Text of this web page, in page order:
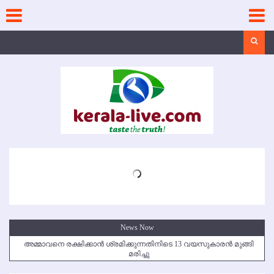
content
News Now
അമ്മാവനെ രക്ഷിക്കാന്‍ ശ്രമിക്കുന്നതിനിടെ 13 വയസുകാരന്‍ മുങ്ങി
മരിച്ചു